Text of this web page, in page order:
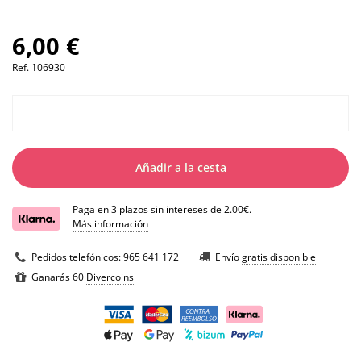
6,00 €
Ref. 106930
Añadir a la cesta
Paga en 3 plazos sin intereses de 2.00€.
Más información
Pedidos telefónicos:965 641 172 Envíogratis disponible
Ganarás 60 Divercoins